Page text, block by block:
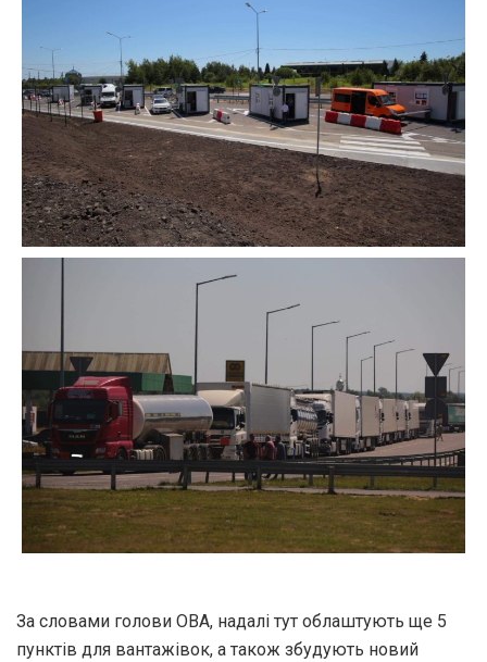
За словами голови ОВА, надалі тут облаштують ще 5
пунктів для вантажівок, а також збудують новий